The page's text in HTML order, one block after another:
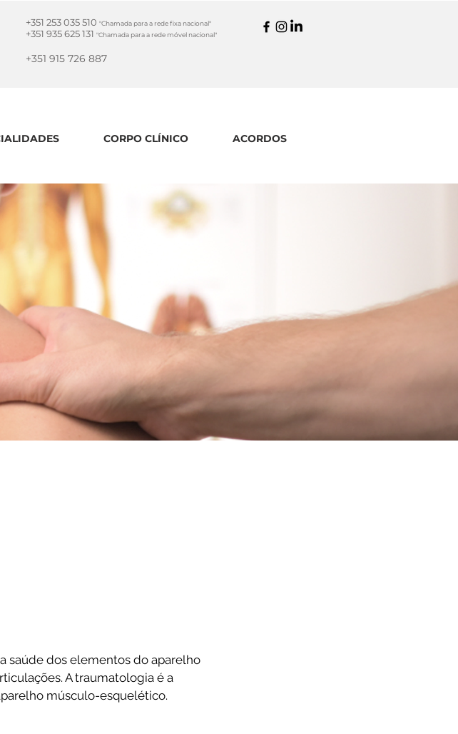
+351 253 035 510 "Chamada para a rede fixa nacional"
+351 935 625 131 "Chamada para a rede móvel nacional"
+351 915 726 887
CORPO CLÍNICO ACORDOS
saúde dos elementos do aparelho
A traumatologia é a
músculo-esquelético.